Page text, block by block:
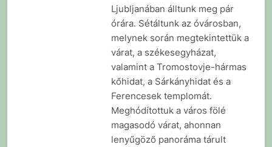
Ljubljanában álltunk meg pár
órára. Sétáltunk az óvárosban,
melynek során megtekintettük a
várat, a székesegyházat,
valamint a Tromostovje-hármas
kőhidat, a Sárkányhidat és a
Ferencesek templomát.
Meghódítottuk a város fölé
magasodó várat, ahonnan
lenyűgöző panoráma tárult